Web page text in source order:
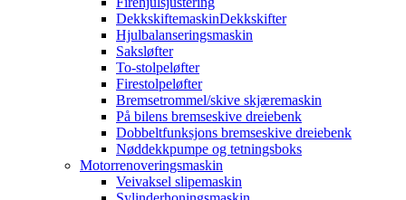
DekkskiftemaskinDekkskifter
Hjulbalanseringsmaskin
Saksløfter
To-stolpeløfter
Firestolpeløfter
Bremsetrommel/skive skjæremaskin
På bilens bremseskive dreiebenk
Dobbeltfunksjons bremseskive dreiebenk
Nøddekkpumpe og tetningsboks
Motorrenoveringsmaskin
Veivaksel slipemaskin